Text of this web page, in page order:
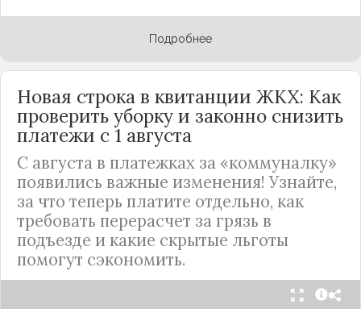
Подробнее
Новая строка в квитанции ЖКХ: Как
проверить уборку и законно снизить
платежи с 1 августа
С августа в платежках за «коммуналку»
появились важные изменения! Узнайте,
за что теперь платите отдельно, как
требовать перерасчет за грязь в
подъезде и какие скрытые льготы
помогут сэкономить.